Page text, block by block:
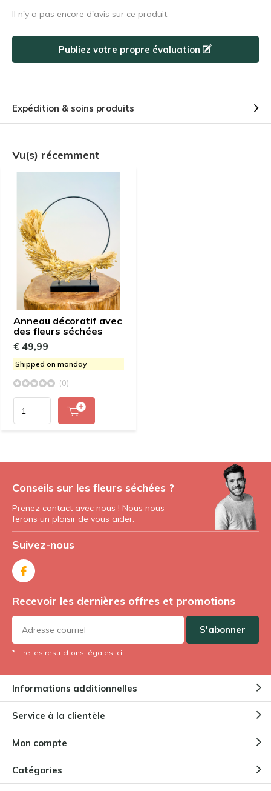
Il n'y a pas encore d'avis sur ce produit.
Publiez votre propre évaluation
Expédition & soins produits
Vu(s) récemment
Anneau décoratif avec
des fleurs séchées
€ 49,99
Shipped on monday
(0)
Conseils sur les fleurs séchées ?
Prenez contact avec nous ! Nous nous
ferons un plaisir de vous aider.
Suivez-nous
Recevoir les dernières offres et promotions
S'abonner
* Lire les restrictions légales ici
Informations additionnelles
Service à la clientèle
Mon compte
Catégories
Inscrivez-vous à notre newsletter pour rester au courant de
premier achat ! 😀
S'abonner